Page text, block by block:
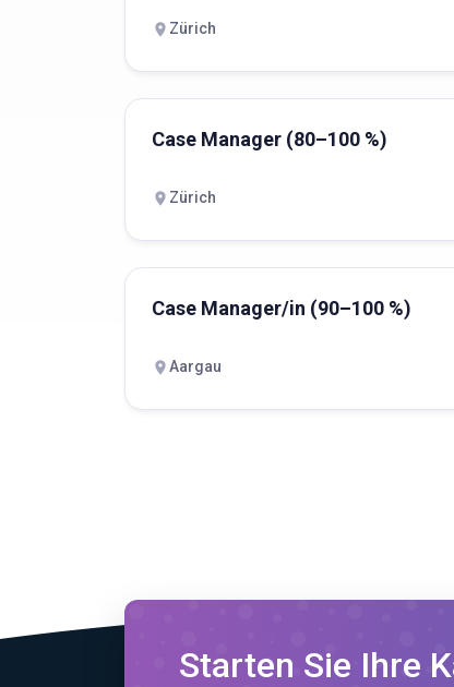
Zürich
Case Manager (80–100 %)
Zürich
Case Manager/in (90–100 %)
Aargau
Starten Sie Ihre